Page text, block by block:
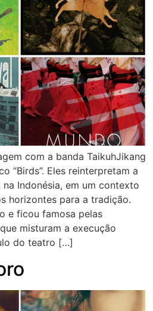
com a banda TaikuhJikang
“Birds”. Eles reinterpretam a
na Indonésia, em um contexto
horizontes para a tradição.
e ficou famosa pelas
misturam a execução
do teatro […]